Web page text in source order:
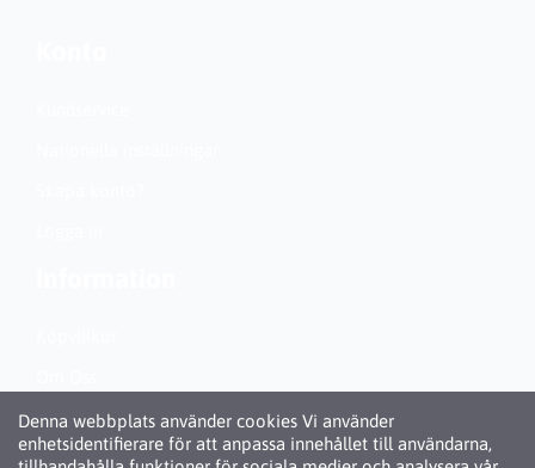
Denna webbplats använder cookies Vi använder
enhetsidentifierare för att anpassa innehållet till användarna,
Personuppgiftspolicy (GDPR)
Om Cookies